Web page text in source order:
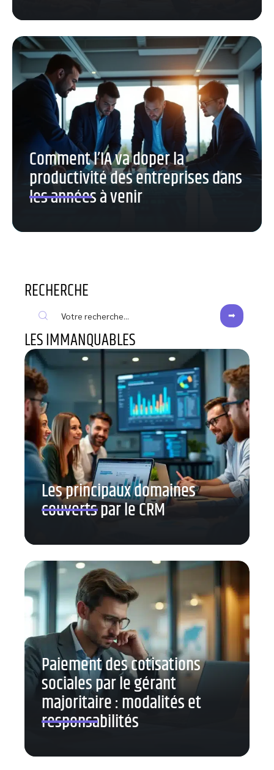
Comment l’IA va doper la
productivité des entreprises dans
les années à venir
RECHERCHE
LES IMMANQUABLES
Les principaux domaines
couverts par le CRM
Paiement des cotisations
sociales par le gérant
majoritaire : modalités et
responsabilités